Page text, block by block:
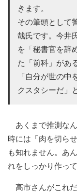
きます。
その筆頭として
哉氏です。今井
を「秘書官を辞
た「前科」があ
「自分が世の
クスタシーだ」
あくまで推測な
時には「肉を切ら
も知れません。あ
れをしっかり作っ
高市さんがこれ